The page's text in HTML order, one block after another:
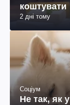
коштувати
2 дні тому
Соціум
Не так, як